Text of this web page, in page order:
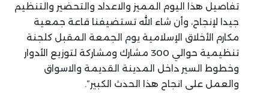
تفاصيل هذا اليوم المميز والاعداد والتحضير والتنظيم
جيدا لإنجاح، وأن شاء الله تستضيفنا قاعة جمعية
مكارم الأخلاق الإسلامية يوم الجمعة المقبل كلجنة
تنظيمية حوالي 300 مشارك ومشاركة لتوزيع الأدوار
وخطوط السير داخل المدينة القديمة والاسواق
والعمل على انجاح هذا الحدث الكبير”.